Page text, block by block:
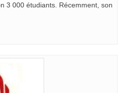
3 000 étudiants. Récemment, son